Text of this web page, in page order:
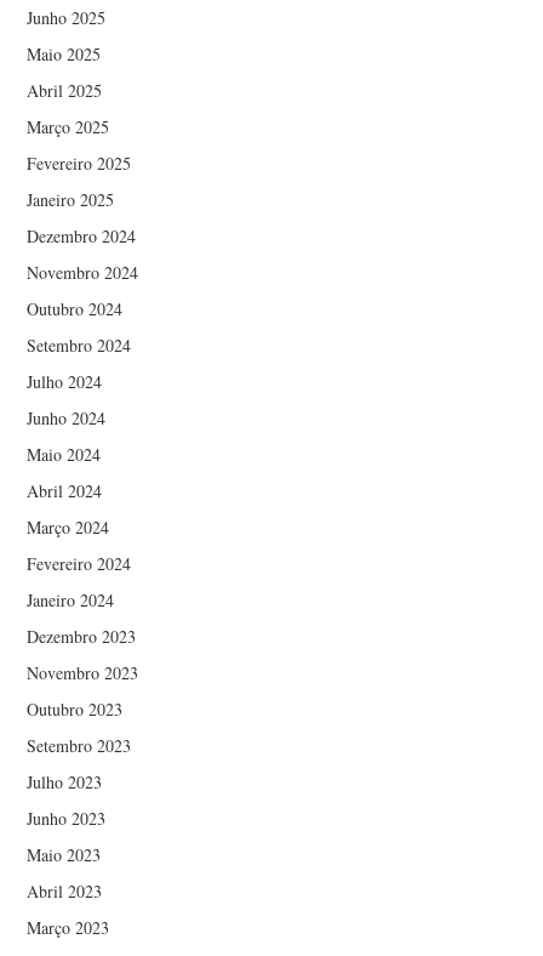
Junho 2025
Maio 2025
Abril 2025
Março 2025
Fevereiro 2025
Janeiro 2025
Dezembro 2024
Novembro 2024
Outubro 2024
Setembro 2024
Julho 2024
Junho 2024
Maio 2024
Abril 2024
Março 2024
Fevereiro 2024
Janeiro 2024
Dezembro 2023
Novembro 2023
Outubro 2023
Setembro 2023
Julho 2023
Junho 2023
Maio 2023
Abril 2023
Março 2023